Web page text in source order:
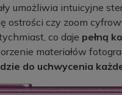
umożliwia intuicyjne
ostrości czy zoom
co daje pełną
materiałów
do uchwycenia